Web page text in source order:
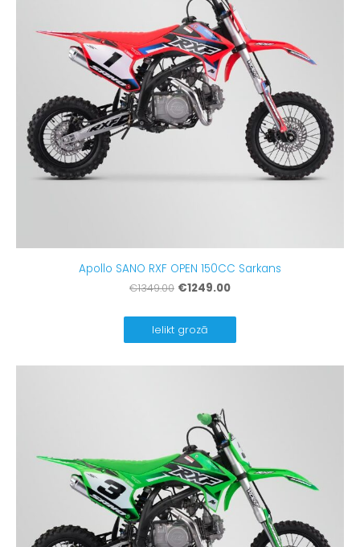
Apollo SANO RXF OPEN 150CC Sarkans
€1349.00 €1249.00
Ielikt grozā